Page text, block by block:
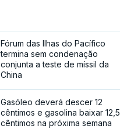
Fórum das Ilhas do Pacífico
termina sem condenação
conjunta a teste de míssil da
China
Gasóleo deverá descer 12
cêntimos e gasolina baixar 12,5
cêntimos na próxima semana